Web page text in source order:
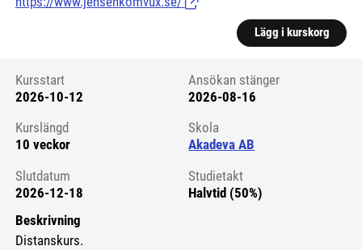
Lägg i kurskorg
Kursstart 6142805
Kursstart
2026-10-12
Ansökan stänger
2026-08-16
Kurslängd
10 veckor
Skola
Akadeva AB
Slutdatum
2026-12-18
Studietakt
Halvtid (50%)
Beskrivning
Distanskurs.